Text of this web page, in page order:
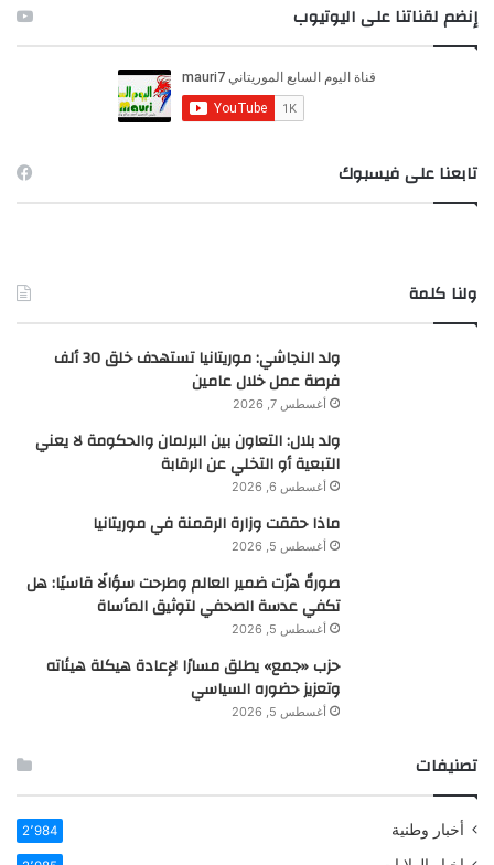
ن
:
إنضم لقناتنا على اليوتيوب
تابعنا على فيسبوك
ولنا كلمة
ولد النجاشي: موريتانيا تستهدف خلق 30 ألف
فرصة عمل خلال عامين
أغسطس 7, 2026
ولد بلال: التعاون بين البرلمان والحكومة لا يعني
التبعية أو التخلي عن الرقابة
أغسطس 6, 2026
ماذا حققت وزارة الرقمنة في موريتانيا
أغسطس 5, 2026
صورةٌ هزّت ضمير العالم وطرحت سؤالًا قاسيًا: هل
تكفي عدسة الصحفي لتوثيق المأساة
أغسطس 5, 2026
حزب «جمع» يطلق مسارًا لإعادة هيكلة هيئاته
وتعزيز حضوره السياسي
أغسطس 5, 2026
تصنيفات
أخبار وطنية 2٬984